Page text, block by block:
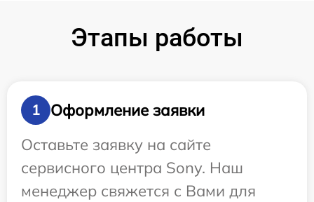
Этапы работы
1
Оформление заявки
Оставьте заявку на сайте
сервисного центра Sony. Наш
менеджер свяжется с Вами для